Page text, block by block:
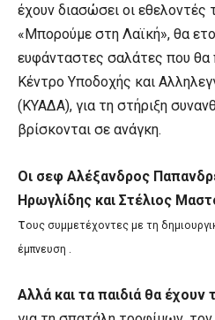
έχουν διασώσει οι
«Μπορούμε στη Λαϊκή», θα
ευφάνταστες σαλάτες που
Κέντρο Υποδοχής και
(ΚΥΑΔΑ), για τη στήριξη
βρίσκονται σε ανάγκη.
Οι σεφ Αλέξανδρος
Ηρωγλίδης και Στέλιος
τους συμμετέχοντες με τη
έμπνευση
Αλλά και τα παιδιά θα έχουν